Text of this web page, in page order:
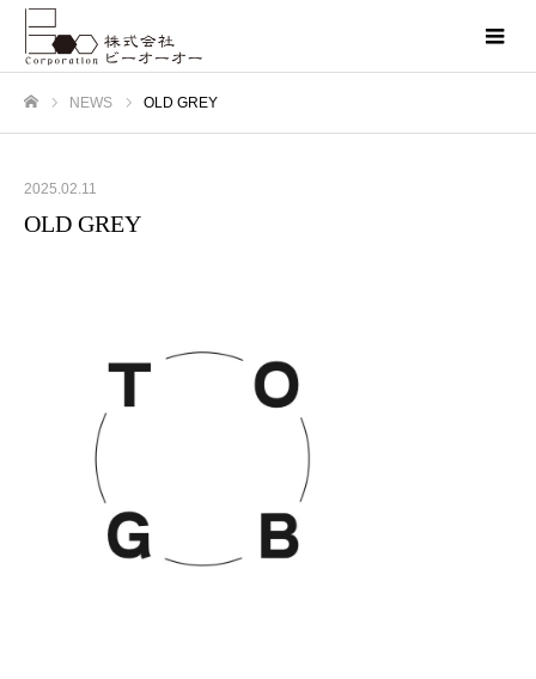
NEWS OLD GREY
2025.02.11
OLD GREY